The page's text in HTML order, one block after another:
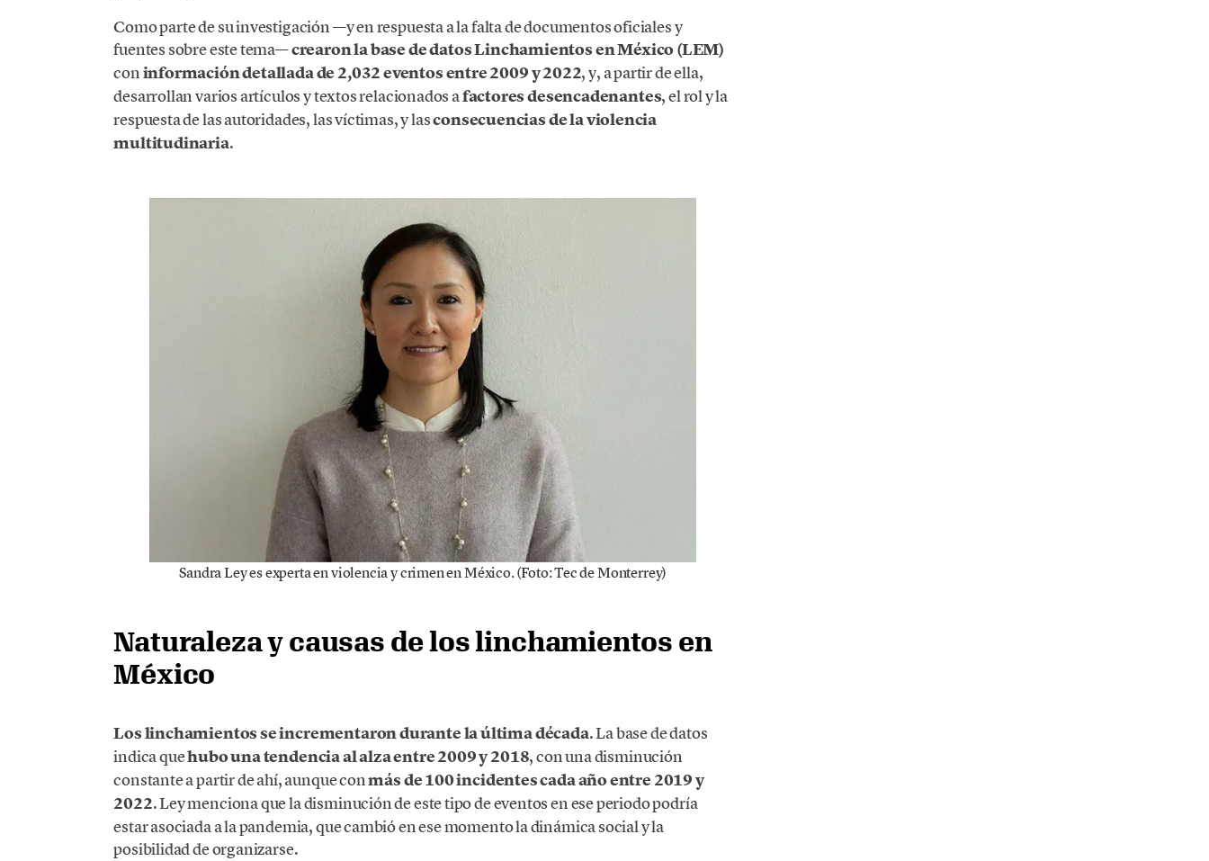
Como parte de su investigación —y en respuesta a la falta de documentos oficiales y
fuentes sobre este tema—crearon la base de datos Linchamientos en México (LEM)
coninformación detallada de 2,032 eventos entre 2009 y 2022, y, a partir de ella,
desarrollan varios artículos y textos relacionados afactores desencadenantes, el rol y la
respuesta de las autoridades, las víctimas, y lasconsecuencias de la violencia
multitudinaria.
Sandra Ley es experta en violencia y crimen en México. (Foto: Tec de Monterrey)
Naturaleza y causas de los linchamientos en
México
Los linchamientos se incrementaron durante la última década. La base de datos
indica quehubo una tendencia al alza entre 2009 y 2018, con una disminución
constante a partir de ahí, aunque conmás de 100 incidentes cada año entre 2019 y
2022. Ley menciona que la disminución de este tipo de eventos en ese periodo podría
estar asociada a la pandemia, que cambió en ese momento la dinámica social y la
posibilidad de organizarse.